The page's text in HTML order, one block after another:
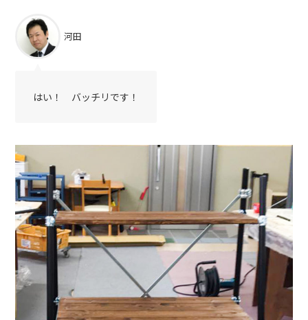
河田
はい！ バッチリです！